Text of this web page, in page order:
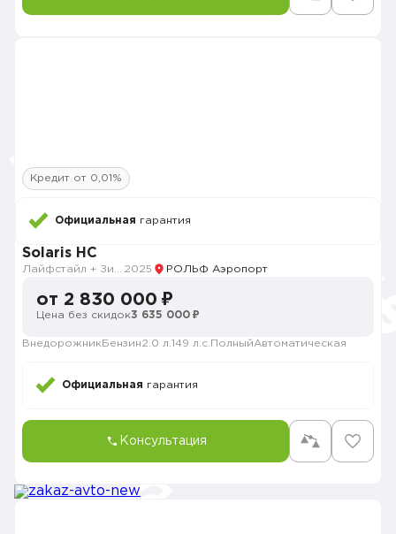
Кредит от 0,01%
Официальная гарантия
Solaris HC
2025 РОЛЬФ Аэропорт
от 2 830 000 ₽
Цена без скидок3 635 000 ₽
Внедорожник Бензин2.0 л. 149 л.с. ПолныйАвтоматическая
Официальная гарантия
Консультация